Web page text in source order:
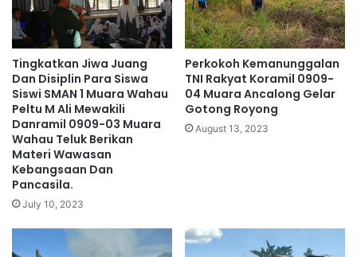
Tingkatkan Jiwa Juang
Dan Disiplin Para Siswa
Siswi SMAN 1 Muara Wahau
Peltu M Ali Mewakili
Danramil 0909-03 Muara
Wahau Teluk Berikan
Materi Wawasan
Kebangsaan Dan
Pancasila.
July 10, 2023
Perkokoh Kemanunggalan
TNI Rakyat Koramil 0909-
04 Muara Ancalong Gelar
Gotong Royong
August 13, 2023